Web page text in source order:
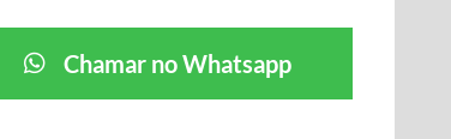
Chamar no Whatsapp